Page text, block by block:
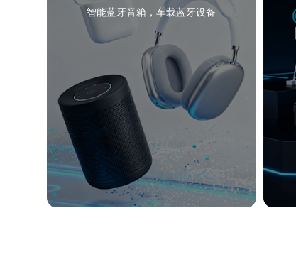
智能蓝牙音箱，车载蓝牙设备